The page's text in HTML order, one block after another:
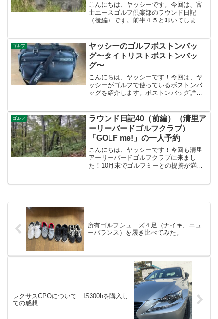
こんにちは、ヤッシーです。今回は、富
士エースゴルフ倶楽部のラウンド日記
（後編）です。前半４５と叩いてしまっ
ートです！ヤッシーは月額定額制のゴル
フサブスクサービス「GOL...
ゴルフ
ヤッシーのゴルフボストンバッ
グ〜タイトリストボストンバッ
グ〜
こんにちは、ヤッシーです！今回は、ヤ
ッシーがゴルフで使っているボストンバ
ッグを紹介します。ボストンバッグ詳細
ストンバッグ詳細ヤッシーが購入したボ
ストンバッグは、AJBB...
ゴルフ
ラウンド日記40（前編）（清里ア
ーリーバードゴルフクラブ）
「GOLF me!」の一人予約
こんにちは、ヤッシーです！今回も清里
アーリーバードゴルフクラブに来まし
た！10月末でゴルフミーとの提携が満了
所有ゴルフシューズ４足（ナイキ、ニュ
ーバランス）を履き比べてみた。
レクサスCPOについて IS300hを購入し
ての感想